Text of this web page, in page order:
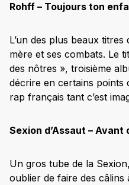
Rohff – Toujours ton
L’un des plus beaux
mère et ses combats. Le
des nôtres », troisième
décrire en certains points
rap français tant c’est
Sexion d’Assaut – Avant
Un gros tube de la
oublier de faire des câlins